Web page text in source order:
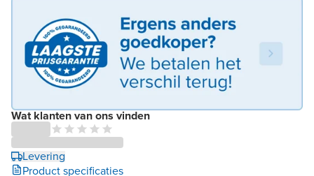
Wat klanten van ons vinden
Levering
Product specificaties